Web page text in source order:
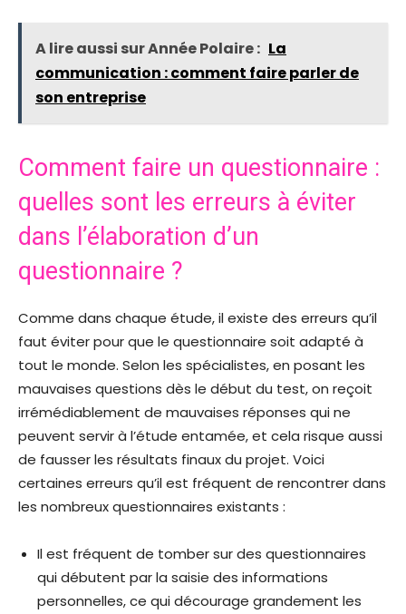
A lire aussi sur Année Polaire : La
communication : comment faire parler de
son entreprise
Comment faire un questionnaire :
quelles sont les erreurs à éviter
dans l’élaboration d’un
questionnaire ?
Comme dans chaque étude, il existe des erreurs qu’il
faut éviter pour que le questionnaire soit adapté à
tout le monde. Selon les spécialistes, en posant les
mauvaises questions dès le début du test, on reçoit
irrémédiablement de mauvaises réponses qui ne
peuvent servir à l’étude entamée, et cela risque aussi
de fausser les résultats finaux du projet. Voici
certaines erreurs qu’il est fréquent de rencontrer dans
les nombreux questionnaires existants :
Il est fréquent de tomber sur des questionnaires
qui débutent par la saisie des informations
personnelles, ce qui décourage grandement les